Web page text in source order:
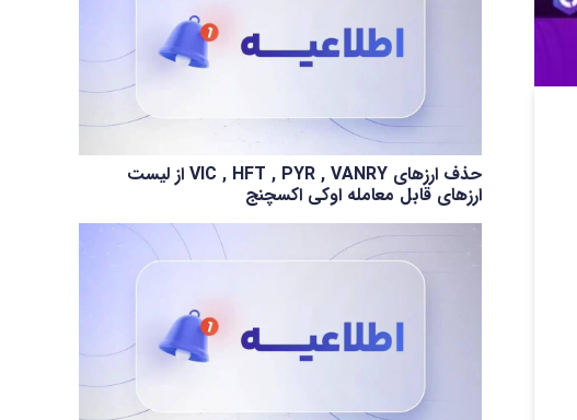
حذف ارزهای VIC , HFT , PYR , VANRY از لیست
ارزهای قابل معامله اوکی اکسچنج